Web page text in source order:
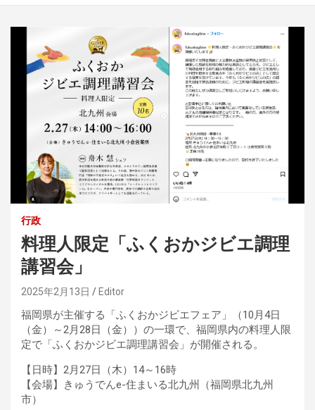
行政
料理人限定「ふくおかジビエ調理
講習会」
2025年2月13日 Editor
福岡県が主催する「ふくおかジビエフェア」（10月4日
（金）～2月28日（金））の一環で、福岡県内の料理人限
定で「ふくおかジビエ調理講習会」が開催される。
【日時】2月27日（木）14～16時
【会場】きゅうでんe-住まいる北九州（福岡県北九州
市）